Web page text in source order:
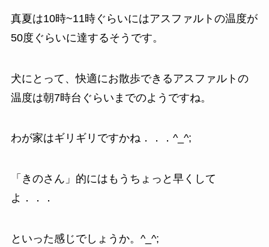
真夏は10時~11時ぐらいにはアスファルトの温度が
50度ぐらいに達するそうです。
犬にとって、快適にお散歩できるアスファルトの
温度は朝7時台ぐらいまでのようですね。
わが家はギリギリですかね．．．^_^;
「きのさん」的にはもうちょっと早くして
よ．．．
といった感じでしょうか。^_^;